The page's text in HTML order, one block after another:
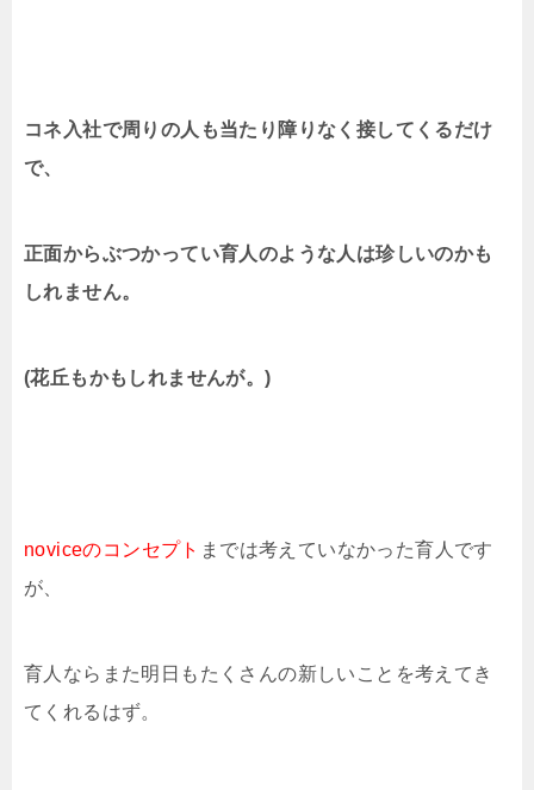
コネ入社で周りの人も当たり障りなく接してくるだけ
で、
正面からぶつかってい育人のような人は珍しいのかも
しれません。
(花丘もかもしれませんが。)
noviceのコンセプト までは考えていなかった育人です
が、
育人ならまた明日もたくさんの新しいことを考えてき
てくれるはず。